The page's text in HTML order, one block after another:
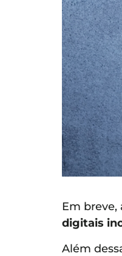
Em breve,
digitais
Além